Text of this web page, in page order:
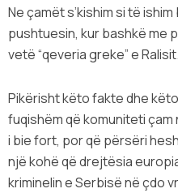
Ne çamët s’kishim si të
pushtuesin, kur bashkë me
vetë “qeveria greke” e Ralisit.
Pikërisht këto fakte dhe
fuqishëm që komuniteti çam
i bie fort, por që përsëri
një kohë që drejtësia
kriminelin e Serbisë në çdo